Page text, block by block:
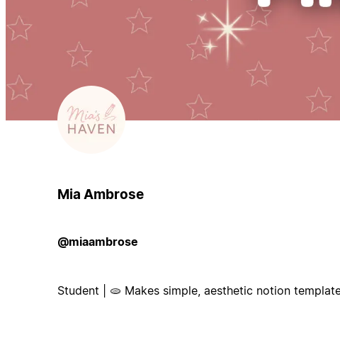
Mia Ambrose
@miaambrose
Student | 🫓 Makes simple, aesthetic notion